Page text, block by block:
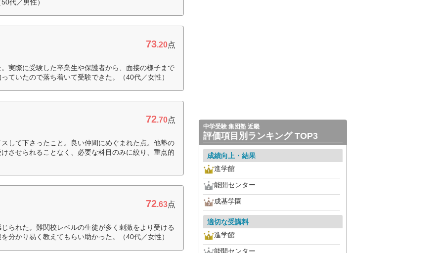
代／男性）
73.20点
実際に受験した卒業生や保護者から、面接の様子まで
ていたので落ち着いて受験できた。（40代／女性）
72.70点
して下さったこと。良い仲間にめぐまれた点。他塾の
させられることなく、必要な科目のみに絞り、重点的
72.63点
られた。難関校レベルの生徒が多く刺激をより受ける
分かり易く教えてもらい助かった。（40代／女性）
中学受験 集団塾 近畿
評価項目別ランキング TOP3
成績向上・結果
進学館
能開センター
成基学園
適切な受講料
進学館
能開センター